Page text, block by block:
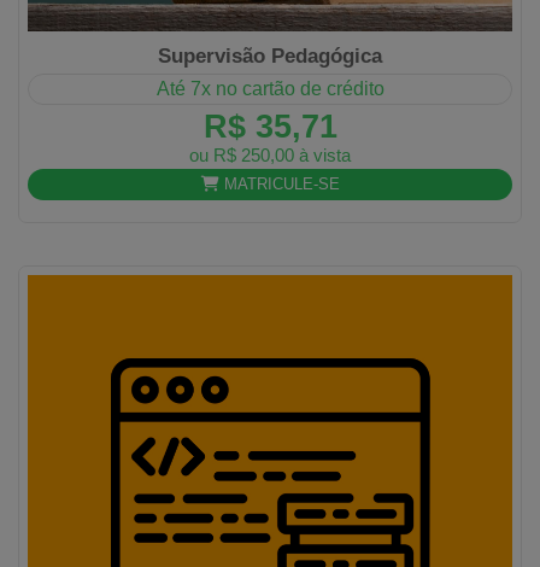
Supervisão Pedagógica
Até 7x no cartão de crédito
R$ 35,71
ou R$ 250,00 à vista
MATRICULE-SE